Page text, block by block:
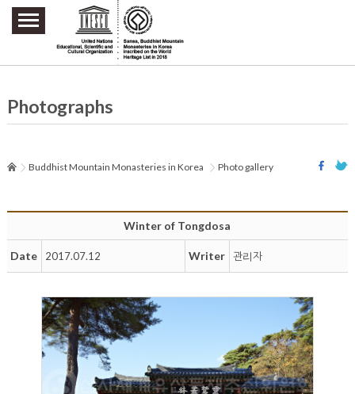
주요메뉴 바로가기
본문 바로가기
하단메뉴 바로가기
Photographs
Buddhist Mountain Monasteries in Korea Photo gallery
Winter of Tongdosa
Date 2017.07.12 Writer 관리자